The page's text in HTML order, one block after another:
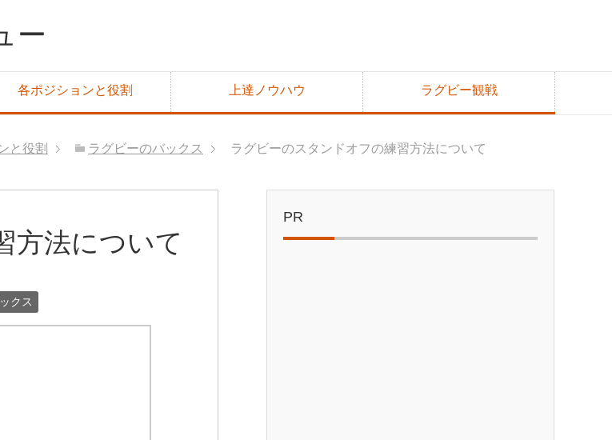
各ポジションと役割 上達ノウハウ ラグビー観戦
と役割 ラグビーのバックス ラグビーのスタンドオフの練習方法について
方法について
クス
PR